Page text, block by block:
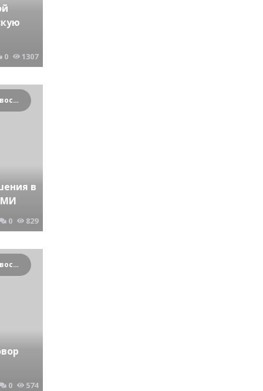
0 1307
Криминальные новости Новосибирска и Сибирского региона
в
0 829
Криминальные новости Новосибирска и Сибирского региона
0 574